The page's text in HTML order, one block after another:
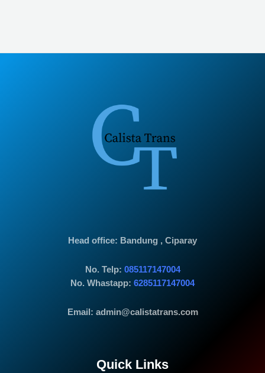
Head office: Bandung , Ciparay
No. Telp: 085117147004
No. Whastapp: 6285117147004
Email: admin@calistatrans.com
Quick Links